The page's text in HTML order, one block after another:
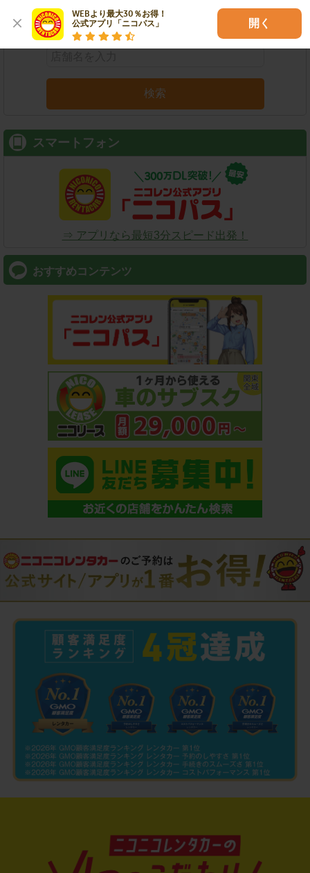
WEBより最大30％お得！
公式アプリ「ニコパス」
開く
店舗名 駅名 空港名
検索
スマートフォン
⇒ アプリなら最短3分スピード出発！
おすすめコンテンツ